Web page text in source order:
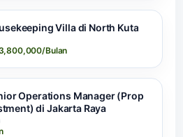
Villa di North Kuta
Bulan
Operations Manager (Prop
di Jakarta Raya